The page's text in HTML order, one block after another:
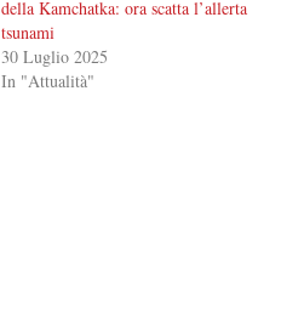
della Kamchatka: ora scatta l’allerta
tsunami
30 Luglio 2025
In "Attualità"